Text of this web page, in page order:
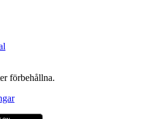
förbehållna.